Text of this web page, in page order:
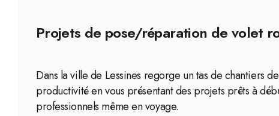
Projets de pose/réparation de volet
Dans la ville de Lessines regorge un tas de chantiers
productivité en vous présentant des projets prêts à
professionnels même en voyage.